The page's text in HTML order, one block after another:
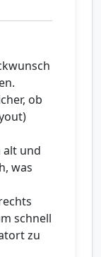
ob
alt und
was
schnell
zu